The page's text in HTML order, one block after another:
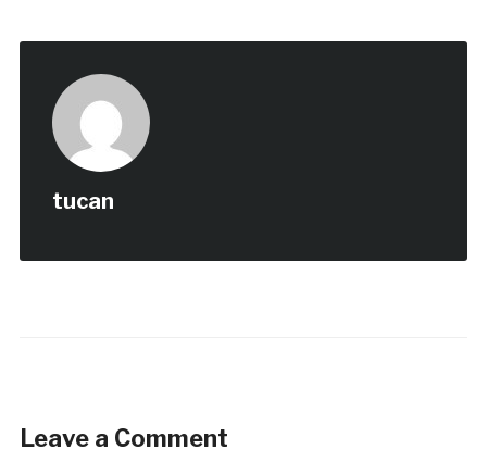
tucan
Leave a Comment